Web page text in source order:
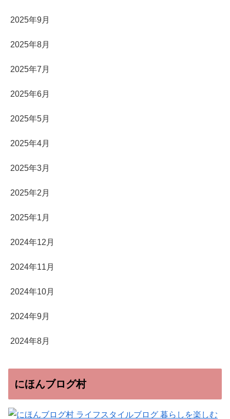
2025年9月
2025年8月
2025年7月
2025年6月
2025年5月
2025年4月
2025年3月
2025年2月
2025年1月
2024年12月
2024年11月
2024年10月
2024年9月
2024年8月
にほんブログ村